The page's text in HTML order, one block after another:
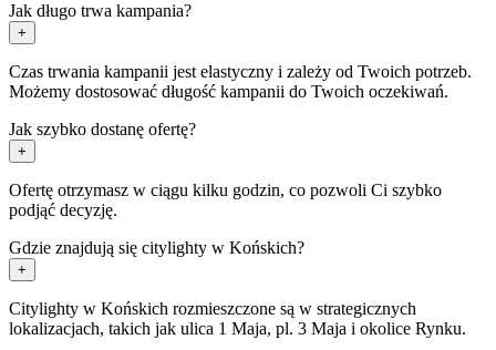
Jak długo trwa kampania?
+
Czas trwania kampanii jest elastyczny i zależy od Twoich potrzeb.
Możemy dostosować długość kampanii do Twoich oczekiwań.
Jak szybko dostanę ofertę?
+
Ofertę otrzymasz w ciągu kilku godzin, co pozwoli Ci szybko
podjąć decyzję.
Gdzie znajdują się citylighty w Końskich?
+
Citylighty w Końskich rozmieszczone są w strategicznych
lokalizacjach, takich jak ulica 1 Maja, pl. 3 Maja i okolice Rynku.